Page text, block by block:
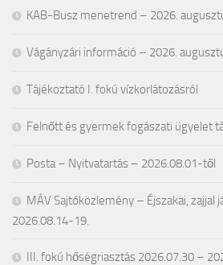
KAB-Busz menetrend – 2026.
Vágányzári információ – 2026.
Tájékoztató I. fokú vízkorlátozásról
Felnőtt és gyermek fogászati ügyelet
Posta – Nyitvatartás – 2026.08.01-től
MÁV Sajtóközlemény – Éjszakai, zajjal
2026.08.14-19.
III. fokú hőségriasztás 2026.07.30 –